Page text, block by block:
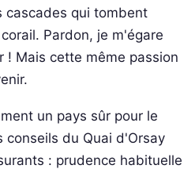
cascades qui tombent
Pardon, je m'égare
! Mais cette même passion
un pays sûr pour le
conseils du Quai d'Orsay
: prudence habituelle